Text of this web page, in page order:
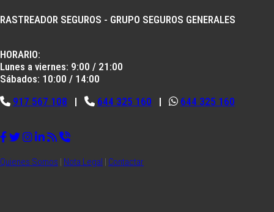
RASTREADOR SEGUROS - GRUPO SEGUROS GENERALES
HORARIO:
Lunes a viernes: 9:00 / 21:00
Sábados: 10:00 / 14:00
917 567 108 | 644 325 160 | 644 325 160
Quienes Somos | Nota Legal | Contactar